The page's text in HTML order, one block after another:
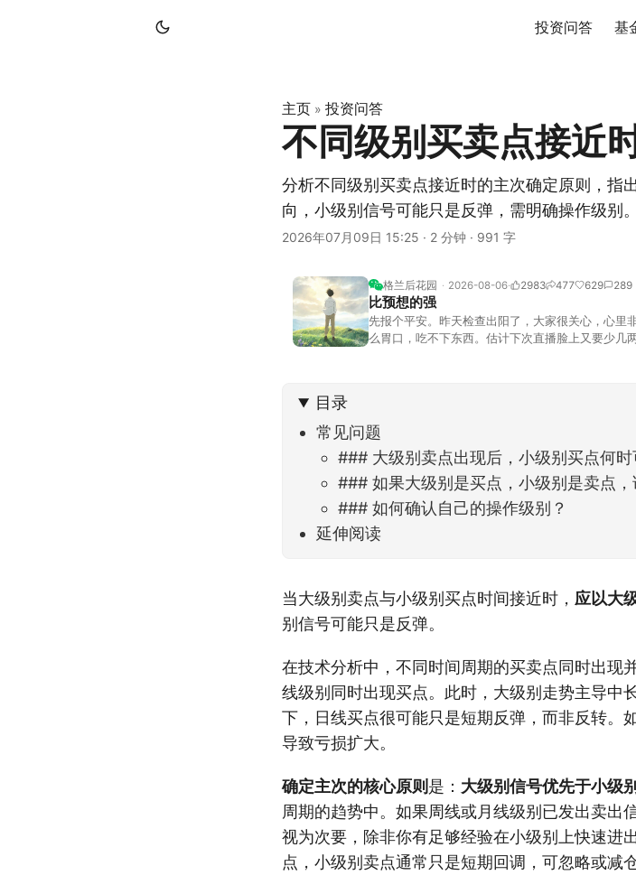
投资问答 基
主页 » 投资问答
不同级别买卖点接近
分析不同级别买卖点接近时的主次确定原则，指
向，小级别信号可能只是反弹，需明确操作级别。
2026年07月09日 15:25 · 2 分钟 · 991 字
格兰后花园 2026-08-06 2983 477 629 289
比预想的强
先报个平安。昨天检查出阳了，大家很关心，心里
么胃口，吃不下东西。估计下次直播脸上又要少几
目录
常见问题
### 大级别卖点出现后，小级别买点何时
### 如果大级别是买点，小级别是卖点，
### 如何确认自己的操作级别？
延伸阅读
当大级别卖点与小级别买点时间接近时， 应以大
别信号可能只是反弹。
在技术分析中，不同时间周期的买卖点同时出现
线级别同时出现买点。此时，大级别走势主导
下，日线买点很可能只是短期反弹，而非反转。
导致亏损扩大。
确定主次的核心原则 是： 大级别信号优先于小级别
周期的趋势中。如果周线或月线级别已发出卖出
视为次要，除非你有足够经验在小级别上快速进
点，小级别卖点通常只是短期回调，可忽略或减仓